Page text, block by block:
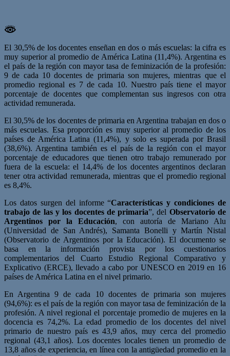
El 30,5% de los docentes enseñan en dos o más escuelas: la cifra es
muy superior al promedio de América Latina (11,4%). Argentina es
el país de la región con mayor tasa de feminización de la profesión:
9 de cada 10 docentes de primaria son mujeres, mientras que el
promedio regional es 7 de cada 10. Nuestro país tiene el mayor
porcentaje de docentes que complementan sus ingresos con otra
actividad remunerada.
El 30,5% de los docentes de primaria en Argentina trabajan en dos o
más escuelas. Esa proporción es muy superior al promedio de los
países de América Latina (11,4%), y solo es superada por Brasil
(38,6%). Argentina también es el país de la región con el mayor
porcentaje de educadores que tienen otro trabajo remunerado por
fuera de la escuela: el 14,4% de los docentes argentinos declaran
tener otra actividad remunerada, mientras que el promedio regional
es 8,4%.
Los datos surgen del informe “Características y condiciones de
trabajo de las y los docentes de primaria”, del Observatorio de
Argentinos por la Educación, con autoría de Mariano Alu
(Universidad de San Andrés), Samanta Bonelli y Martín Nistal
(Observatorio de Argentinos por la Educación). El documento se
basa en la información provista por los cuestionarios
complementarios del Cuarto Estudio Regional Comparativo y
Explicativo (ERCE), llevado a cabo por UNESCO en 2019 en 16
países de América Latina en el nivel primario.
En Argentina 9 de cada 10 docentes de primaria son mujeres
(94,6%): es el país de la región con mayor tasa de feminización de la
profesión. A nivel regional el porcentaje promedio de mujeres en la
docencia es 74,2%. La edad promedio de los docentes del nivel
primario de nuestro país es 43,9 años, muy cerca del promedio
regional (43,1 años). Los docentes locales tienen un promedio de
13,8 años de experiencia, en línea con la antigüedad promedio en la